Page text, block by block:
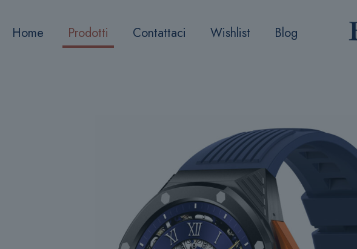
Home Prodotti Contattaci Wishlist Blog